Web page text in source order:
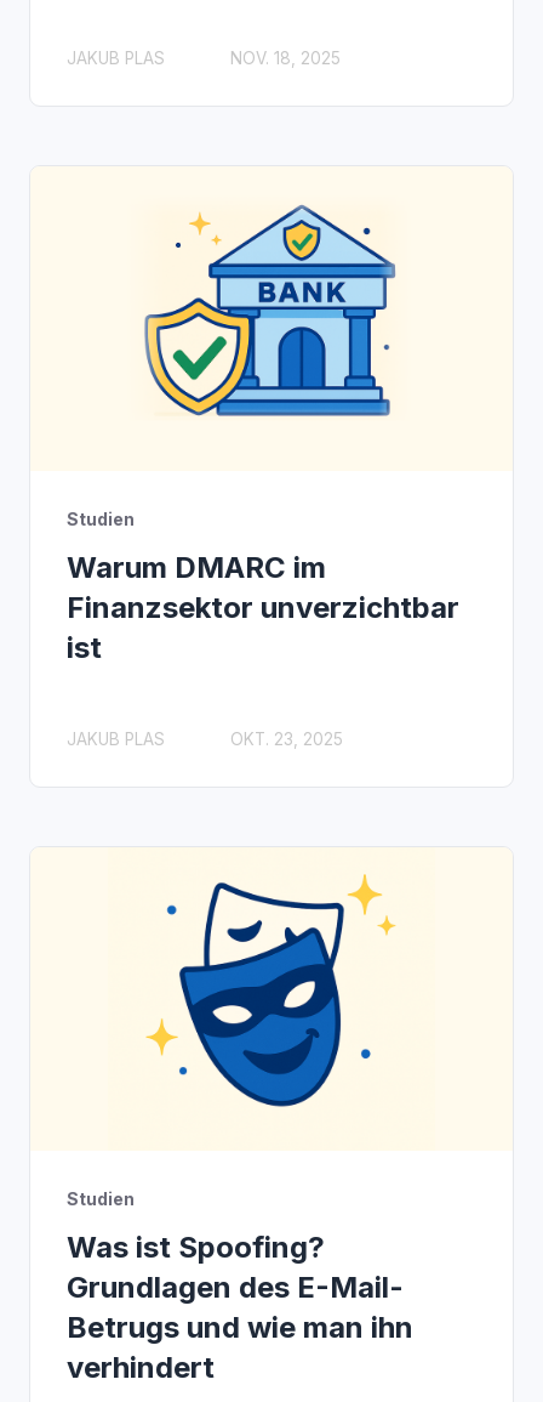
JAKUB PLAS NOV. 18, 2025
Studien
Warum DMARC im
Finanzsektor unverzichtbar
ist
JAKUB PLAS OKT. 23, 2025
Studien
Was ist Spoofing?
Grundlagen des E-Mail-
Betrugs und wie man ihn
verhindert